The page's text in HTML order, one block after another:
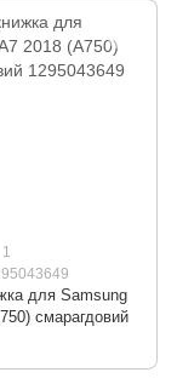
1
для Samsung
смарагдовий